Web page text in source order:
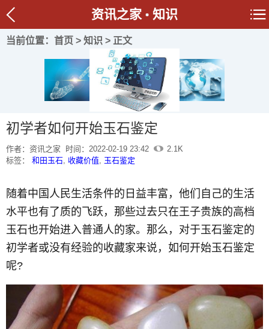
资讯之家 知识
当前位置： 首页 > 知识 > 正文
初学者如何开始玉石鉴定
作者：资讯之家 时间：2022-02-19 23:42
2.1K
标签： 和田玉石, 收藏价值, 玉石鉴定
随着中国人民生活条件的日益丰富，他们自己的生活
水平也有了质的飞跃，那些过去只在王子贵族的高档
玉石也开始进入普通人的家。那么，对于玉石鉴定的
初学者或没有经验的收藏家来说，如何开始玉石鉴定
呢?